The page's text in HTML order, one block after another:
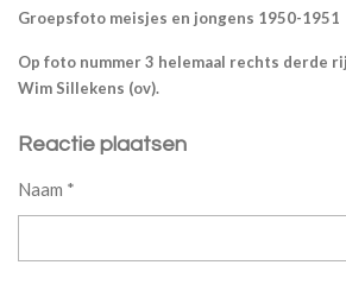
Groepsfoto meisjes en jongens 1950-1951
Op foto nummer 3 helemaal rechts derde
Wim Sillekens (ov).
Reactie plaatsen
Naam *